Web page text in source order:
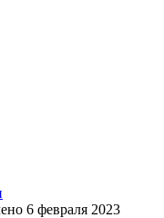
6 февраля 2023